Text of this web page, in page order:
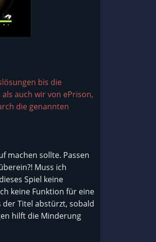
bis die
auch wir von ePrison,
die genannten
machen sollte. Passen
Muss ich
Spiel keine
keine Funktion für eine
der Titel abstürzt, sobald
hilft die Minderung